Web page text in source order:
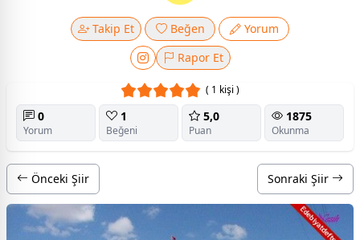
Takip Et Beğen
Yorum
Rapor Et
( 1 kişi )
0
Yorum
1
Beğeni
5,0
Puan
1875
Okunma
Önceki Şiir Sonraki Şiir